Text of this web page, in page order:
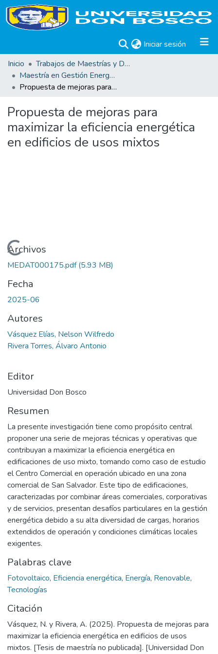
Iniciar sesión (current)
Inicio
Trabajos de Maestrías y Doctorados
Maestría en Gestión Energética y Diseño Ambiental
Propuesta de mejoras para maximizar la eficiencia energética en edificios de usos mixtos
Propuesta de mejoras para
maximizar la eficiencia energética
en edificios de usos mixtos
Cargando...
Archivos
MEDAT000175.pdf(5.93 MB)
Fecha
2025-06
Autores
Vásquez Elías, Nelson Wilfredo
Rivera Torres, Álvaro Antonio
Editor
Universidad Don Bosco
Resumen
La presente investigación tiene como propósito central
proponer una serie de mejoras técnicas y operativas que
contribuyan a maximizar la eficiencia energética en
edificaciones de uso mixto, tomando como caso de estudio
el Centro Comercial en operación ubicado en una zona
comercial de San Salvador. Este tipo de edificaciones,
caracterizadas por combinar áreas comerciales, corporativas
y de servicios, presentan desafíos particulares en la gestión
energética debido a su alta diversidad de cargas, horarios
extendidos de operación y condiciones climáticas locales
exigentes.
Palabras clave
Fotovoltaico, Eficiencia energética, Energía, Renovable,
Tecnologías
Citación
Vásquez, N. y Rivera, A. (2025). Propuesta de mejoras para
maximizar la eficiencia energética en edificios de usos
mixtos. [Tesis de maestría no publicada]. [Universidad Don